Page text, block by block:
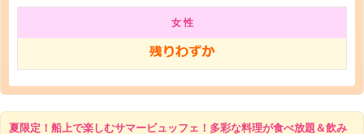
女 性
夏限定！船上で楽しむサマービュッフェ！多彩な料理が食べ放題＆飲み